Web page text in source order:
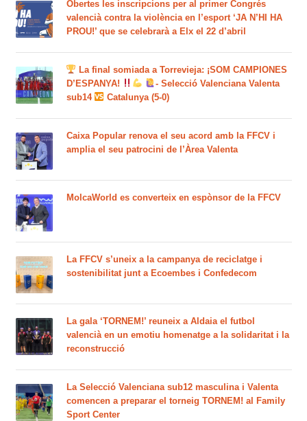
Obertes les inscripcions per al primer Congrés
valencià contra la violència en l’esport ‘JA N’HI HA
PROU!’ que se celebrarà a Elx el 22 d’abril
La final somiada a Torrevieja: ¡SOM CAMPIONES
D’ESPANYA!
- Selecció Valenciana Valenta
sub14
Catalunya (5-0)
Caixa Popular renova el seu acord amb la FFCV i
amplia el seu patrocini de l’Àrea Valenta
MolcaWorld es converteix en espònsor de la FFCV
La FFCV s’uneix a la campanya de reciclatge i
sostenibilitat junt a Ecoembes i Confedecom
La gala ‘TORNEM!’ reuneix a Aldaia el futbol
valencià en un emotiu homenatge a la solidaritat i la
reconstrucció
La Selecció Valenciana sub12 masculina i Valenta
comencen a preparar el torneig TORNEM! al Family
Sport Center